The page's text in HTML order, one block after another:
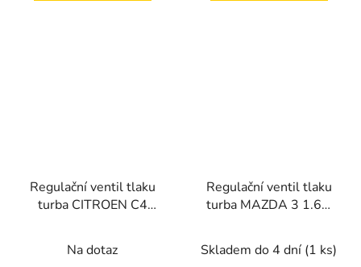
Regulační ventil tlaku
turba CITROEN C4
2009-,PEUGEOT 308
2007-,308 II
Na dotaz
Regulační ventil tlaku
turba MAZDA 3 1.6D
2004-,308 2007-,407
2004-
Skladem do 4 dní (1 ks)